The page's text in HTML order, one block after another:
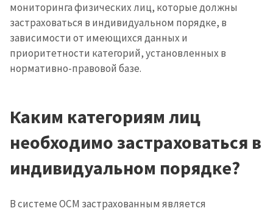
мониторинга физических лиц, которые должны
застраховаться в индивидуальном порядке, в
зависимости от имеющихся данных и
приоритетности категорий, установленных в
нормативно-правовой базе.
Каким категориям лиц
необходимо застраховаться в
индивидуальном порядке?
В системе ОСМ застрахованным является